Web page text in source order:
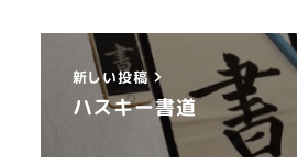
新しい投稿
ハスキー書道